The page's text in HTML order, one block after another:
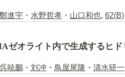
鄭進宇 ・ 水野哲孝 ・ 山口和也, 62(B)
ゼオライト内で生成するヒ
呉暁鵬 ・ 刘冲 ・ 鳥屋尾隆 ・ 清水研一